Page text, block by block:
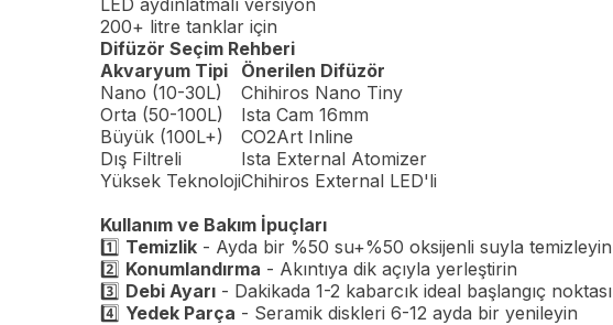
LED aydınlatmalı versiyon
200+ litre tanklar için
Difüzör Seçim Rehberi
Akvaryum Tipi
Önerilen Difüzör
Nano (10-30L)
Chihiros Nano Tiny
Orta (50-100L)
Ista Cam 16mm
Büyük (100L+)
CO2Art Inline
Dış Filtreli
Ista External Atomizer
Yüksek TeknolojiChihiros External LED'li
Kullanım ve Bakım İpuçları
1️⃣ Temizlik - Ayda bir %50 su+%50 oksijenli suyla temizleyin
2️⃣ Konumlandırma - Akıntıya dik açıyla yerleştirin
3️⃣ Debi Ayarı - Dakikada 1-2 kabarcık ideal başlangıç noktası
4️⃣ Yedek Parça - Seramik diskleri 6-12 ayda bir yenileyin